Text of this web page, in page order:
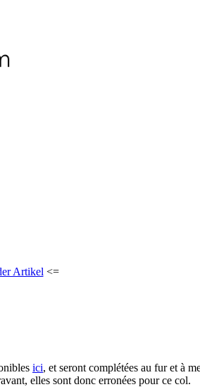
Artikel <=
ici, et seront complétées au fur et à
elles sont donc erronées pour ce col.